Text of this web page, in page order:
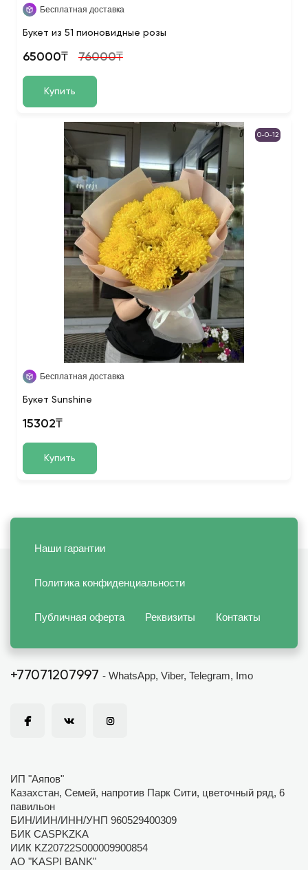
Бесплатная доставка
Букет из 51 пионовидные розы
65000₸ 76000₸
Купить
0-0-12
Бесплатная доставка
Букет Sunshine
15302₸
Купить
Наши гарантии
Политика конфиденциальности
Публичная оферта Реквизиты Контакты
+77071207997 - WhatsApp, Viber, Telegram, Imo
ИП "Аяпов"
Казахстан, Семей, напротив Парк Сити, цветочный ряд, 6
павильон
БИН/ИИН/ИНН/УНП 960529400309
БИК CASPKZKA
ИИК KZ20722S000009900854
АО "KASPI BANK"